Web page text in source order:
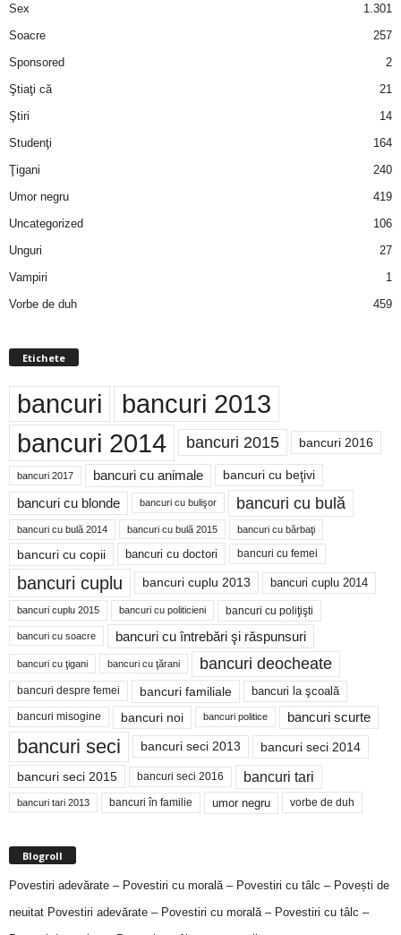
Sex
1.301
Soacre
257
Sponsored
2
Ştiaţi că
21
Ştiri
14
Studenţi
164
Ţigani
240
Umor negru
419
Uncategorized
106
Unguri
27
Vampiri
1
Vorbe de duh
459
Etichete
bancuri bancuri 2013
bancuri 2014 bancuri 2015 bancuri 2016
bancuri 2017 bancuri cu animale bancuri cu beţivi
bancuri cu blonde bancuri cu bulişor bancuri cu bulă
bancuri cu bulă 2014 bancuri cu bulă 2015 bancuri cu bărbaţi
bancuri cu copii bancuri cu doctori bancuri cu femei
bancuri cuplu bancuri cuplu 2013 bancuri cuplu 2014
bancuri cuplu 2015 bancuri cu politicieni bancuri cu poliţişti
bancuri cu soacre bancuri cu întrebări şi răspunsuri
bancuri cu ţigani bancuri cu ţărani bancuri deocheate
bancuri despre femei bancuri familiale bancuri la şcoală
bancuri misogine bancuri noi bancuri politice bancuri scurte
bancuri seci bancuri seci 2013 bancuri seci 2014
bancuri seci 2015 bancuri seci 2016 bancuri tari
bancuri tari 2013 bancuri în familie umor negru vorbe de duh
Blogroll
Povestiri adevărate – Povestiri cu morală – Povestiri cu tâlc – Povești de
neuitat Povestiri adevărate – Povestiri cu morală – Povestiri cu tâlc –